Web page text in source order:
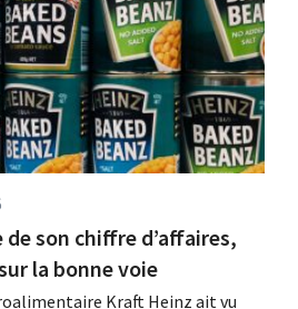
de son chiffre d’affaires,
la bonne voie
Kraft Heinz ait vu